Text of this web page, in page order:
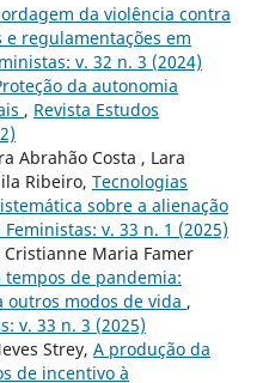
da violência contra
regulamentações em
v. 32 n. 3 (2024)
da autonomia
, Revista Estudos
Abrahão Costa , Lara
Ribeiro, Tecnologias
sobre a alienação
Feministas: v. 33 n. 1 (2025)
Maria Famer
de pandemia:
outros modos de vida ,
v. 33 n. 3 (2025)
Strey, A produção da
de incentivo à